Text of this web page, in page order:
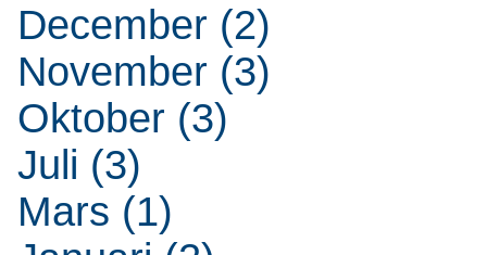
December (2)
November (3)
Oktober (3)
Juli (3)
Mars (1)